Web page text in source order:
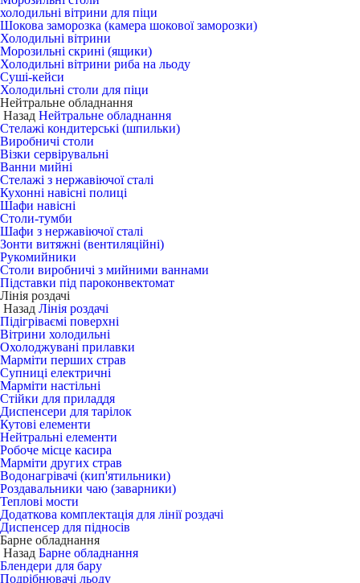
холодильні вітрини для піци
Шокова заморозка (камера шокової заморозки)
Холодильні вітрини
Морозильні скрині (ящики)
Холодильні вітрини риба на льоду
Суші-кейси
Холодильні столи для піци
Нейтральне обладнання
Назад Нейтральне обладнання
Стелажі кондитерські (шпильки)
Виробничі столи
Візки сервірувальні
Ванни мийні
Стелажі з нержавіючої сталі
Кухонні навісні полиці
Шафи навісні
Столи-тумби
Шафи з нержавіючої сталі
Зонти витяжні (вентиляційні)
Рукомийники
Столи виробничі з мийними ваннами
Підставки під пароконвектомат
Лінія роздачі
Назад Лінія роздачі
Підігріваємі поверхні
Вітрини холодильні
Охолоджувані прилавки
Марміти перших страв
Супниці електричні
Марміти настільні
Стійки для приладдя
Диспенсери для тарілок
Кутові елементи
Нейтральні елементи
Робоче місце касира
Марміти других страв
Водонагрівачі (кип'ятильники)
Роздавальники чаю (заварники)
Теплові мости
Додаткова комплектація для лінії роздачі
Диспенсер для підносів
Барне обладнання
Назад Барне обладнання
Блендери для бару
Подрібнювачі льоду